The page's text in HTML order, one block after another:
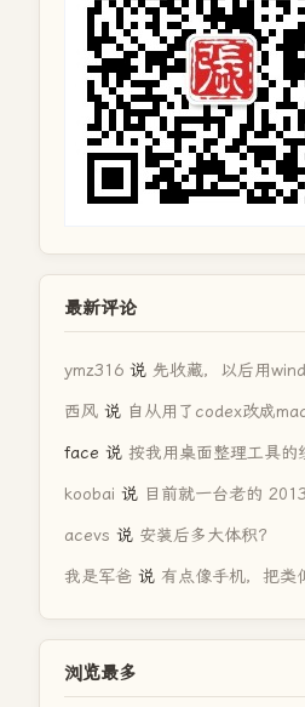
最新评论
ymz316 说 先收藏，以后用
西风 说 自从用了codex改成
face 说 按我用桌面整理工具
koobai 说 目前就一台老的
acevs 说 安装后多大体积？
我是军爸 说 有点像手机，把
浏览最多